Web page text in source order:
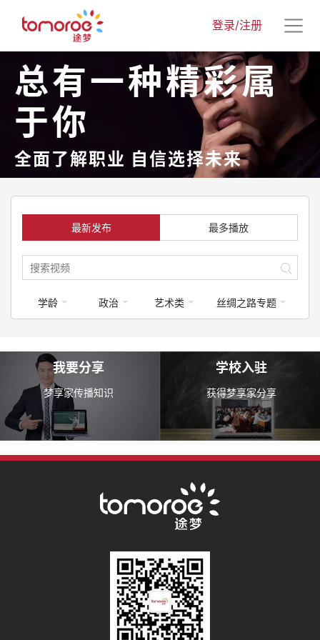
登录/注册
总有一种精彩属
于你
全面了解职业 自信选择未来
最新发布 最多播放
学龄 政治 艺术类 丝绸之路专题
我要分享
梦享家传播知识
学校入驻
获得梦享家分享